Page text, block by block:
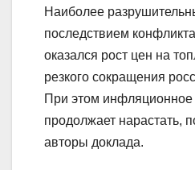
Наиболее
последствием
оказался рост цен на
резкого сокращения
При этом
продолжает нарастать,
авторы доклада.